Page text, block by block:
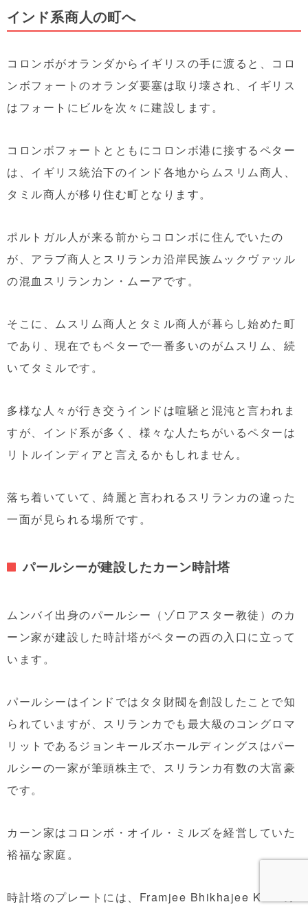
インド系商人の町へ
コロンボがオランダからイギリスの手に渡ると、コロ
ンボフォートのオランダ要塞は取り壊され、イギリス
はフォートにビルを次々に建設します。
コロンボフォートとともにコロンボ港に接するペター
は、イギリス統治下のインド各地からムスリム商人、
タミル商人が移り住む町となります。
ポルトガル人が来る前からコロンボに住んでいたの
が、アラブ商人とスリランカ沿岸民族ムックヴァッル
の混血スリランカン・ムーアです。
そこに、ムスリム商人とタミル商人が暮らし始めた町
であり、現在でもペターで一番多いのがムスリム、続
いてタミルです。
多様な人々が行き交うインドは喧騒と混沌と言われま
すが、インド系が多く、様々な人たちがいるペターは
リトルインディアと言えるかもしれません。
落ち着いていて、綺麗と言われるスリランカの違った
一面が見られる場所です。
パールシーが建設したカーン時計塔
ムンバイ出身のパールシー（ゾロアスター教徒）のカ
ーン家が建設した時計塔がペターの西の入口に立って
います。
パールシーはインドではタタ財閥を創設したことで知
られていますが、スリランカでも最大級のコングロマ
リットであるジョンキールズホールディングスはパー
ルシーの一家が筆頭株主で、スリランカ有数の大富豪
です。
カーン家はコロンボ・オイル・ミルズを経営していた
裕福な家庭。
時計塔のプレートには、Framjee Bhikhajee Khanの